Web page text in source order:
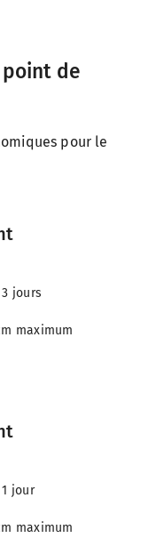
point de
pour le
jours
maximum
jour
maximum